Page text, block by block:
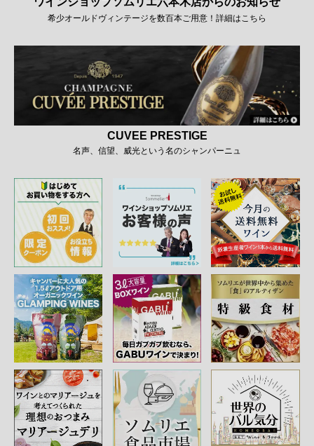
希少オールドヴィンテージを数百本ご用意！詳細はこちら
CUVEE PRESTIGE
名声、信望、威光という名のシャンパーニュ